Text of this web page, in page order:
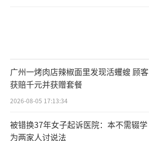
广州一烤肉店辣椒面里发现活蠼螋 顾客
获赔千元并获赠套餐
2026-08-05 17:13:34
被错换37年女子起诉医院：本不需辍学
为两家人讨说法